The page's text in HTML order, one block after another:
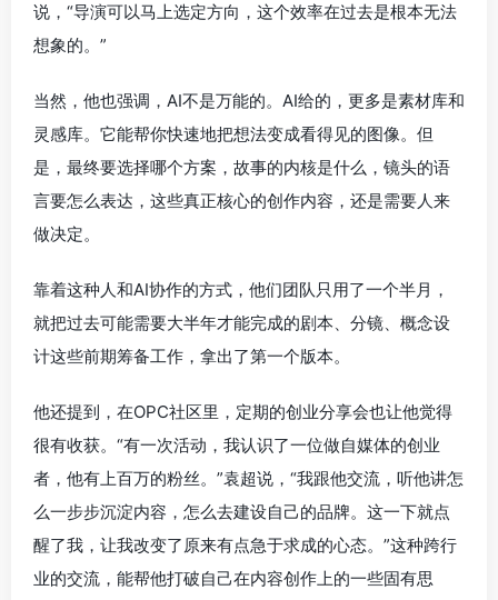
说，“导演可以马上选定方向，这个效率在过去是根本无法
想象的。”
当然，他也强调，AI不是万能的。AI给的，更多是素材库和
灵感库。它能帮你快速地把想法变成看得见的图像。但
是，最终要选择哪个方案，故事的内核是什么，镜头的语
言要怎么表达，这些真正核心的创作内容，还是需要人来
做决定。
靠着这种人和AI协作的方式，他们团队只用了一个半月，
就把过去可能需要大半年才能完成的剧本、分镜、概念设
计这些前期筹备工作，拿出了第一个版本。
他还提到，在OPC社区里，定期的创业分享会也让他觉得
很有收获。“有一次活动，我认识了一位做自媒体的创业
者，他有上百万的粉丝。”袁超说，“我跟他交流，听他讲怎
么一步步沉淀内容，怎么去建设自己的品牌。这一下就点
醒了我，让我改变了原来有点急于求成的心态。”这种跨行
业的交流，能帮他打破自己在内容创作上的一些固有思